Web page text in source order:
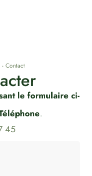
- Contact
le formulaire ci-
.
45